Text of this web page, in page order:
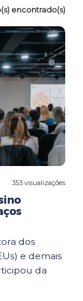
encontrado(s)
353 visualizações
dos
e demais
da